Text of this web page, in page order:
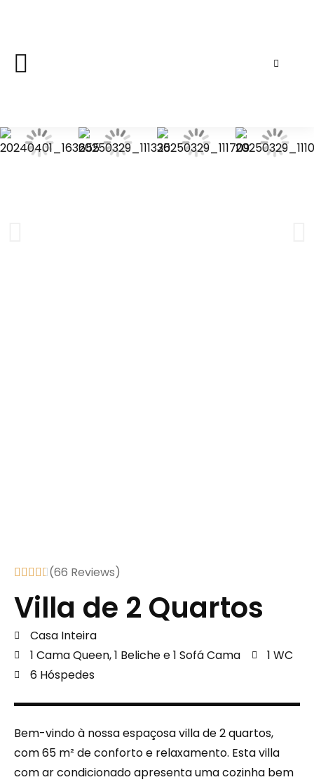
     (66 Reviews)
Villa de 2 Quartos
Casa Inteira
1 Cama Queen, 1 Beliche e 1 Sofá Cama
1 WC
6 Hóspedes
Bem-vindo à nossa espaçosa villa de 2 quartos,
com 65 m² de conforto e relaxamento. Esta villa
com ar condicionado apresenta uma cozinha bem